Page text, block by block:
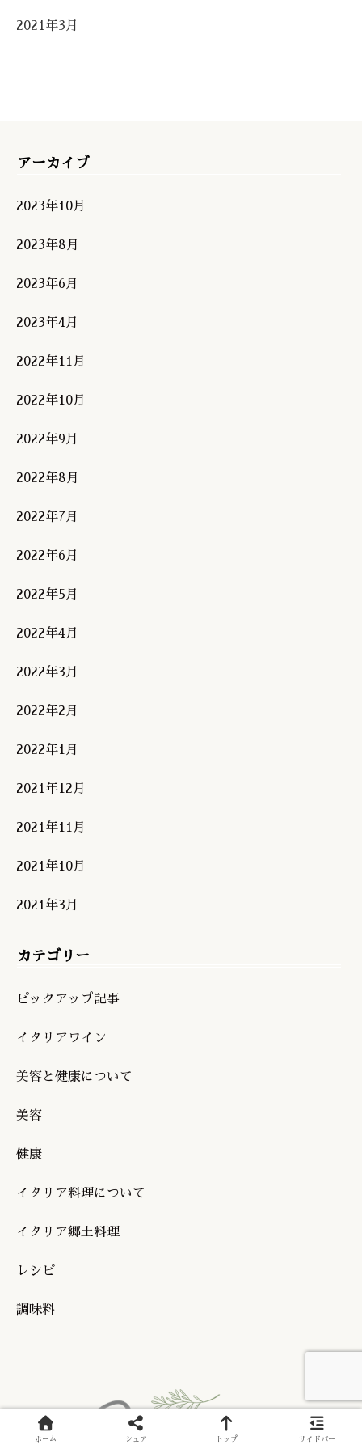
2021年3月
アーカイブ
2023年10月
2023年8月
2023年6月
2023年4月
2022年11月
2022年10月
2022年9月
2022年8月
2022年7月
2022年6月
2022年5月
2022年4月
2022年3月
2022年2月
2022年1月
2021年12月
2021年11月
2021年10月
2021年3月
カテゴリー
ピックアップ記事
イタリアワイン
美容と健康について
美容
健康
イタリア料理について
イタリア郷土料理
レシピ
調味料
ホーム シェア トップ サイドバー